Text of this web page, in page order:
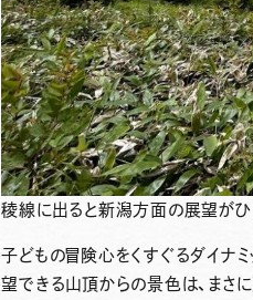
稜線に出ると新潟方面の展望が
子どもの冒険心をくすぐるダイナ
望できる山頂からの景色は、まさ